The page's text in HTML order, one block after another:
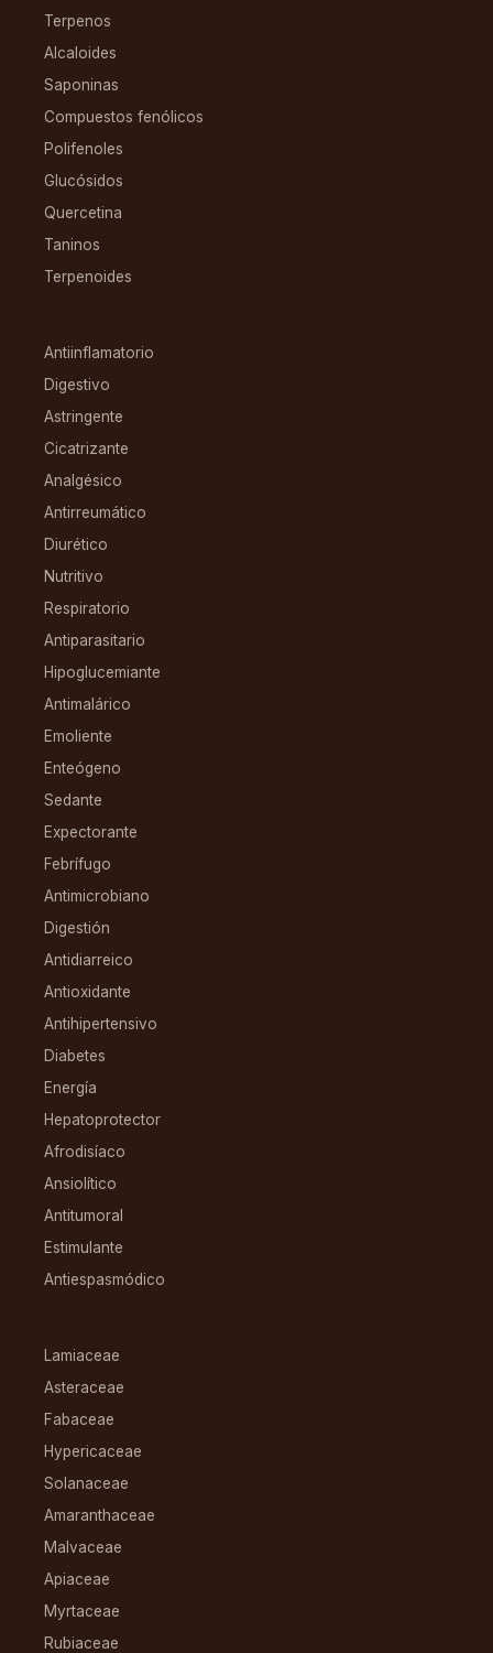
Terpenos
Alcaloides
Saponinas
Compuestos fenólicos
Polifenoles
Glucósidos
Quercetina
Taninos
Terpenoides
Antiinflamatorio
Digestivo
Astringente
Cicatrizante
Analgésico
Antirreumático
Diurético
Nutritivo
Respiratorio
Antiparasitario
Hipoglucemiante
Antimalárico
Emoliente
Enteógeno
Sedante
Expectorante
Febrífugo
Antimicrobiano
Digestión
Antidiarreico
Antioxidante
Antihipertensivo
Diabetes
Energía
Hepatoprotector
Afrodisíaco
Ansiolítico
Antitumoral
Estimulante
Antiespasmódico
Lamiaceae
Asteraceae
Fabaceae
Hypericaceae
Solanaceae
Amaranthaceae
Malvaceae
Apiaceae
Myrtaceae
Rubiaceae